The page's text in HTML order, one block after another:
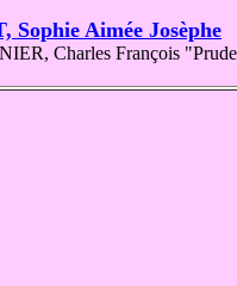
Sophie Aimée Josèphe
Charles François